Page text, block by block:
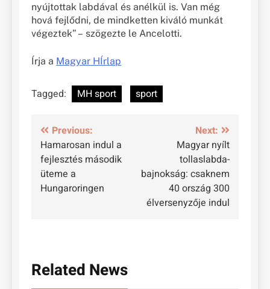
nyújtottak labdával és anélkül is. Van még
hová fejlődni, de mindketten kiváló munkát
végeztek” – szögezte le Ancelotti.
Írja a Magyar HÍrlap
Tagged: MH sport sport
Bejegyzés
navigáció
Previous:
Hamarosan indul a
fejlesztés második
üteme a
Hungaroringen
Next:
Magyar nyílt
tollaslabda-
bajnokság: csaknem
40 ország 300
élversenyzője indul
Related News